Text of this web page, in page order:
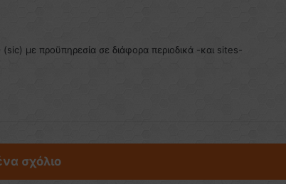
με προϋπηρεσία σε διάφορα περιοδικά -και sites-
σχόλιο